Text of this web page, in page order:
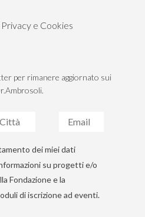
e Cookies
per rimanere aggiornato sui
dei miei dati
su progetti e/o
Fondazione e la
di iscrizione ad eventi.